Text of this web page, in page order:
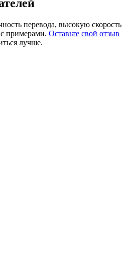
перевода, высокую скорость
примерами. Оставьте свой отзыв
лучше.